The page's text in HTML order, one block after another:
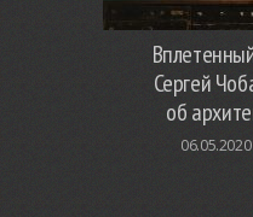
Сергей
об
06.05.2020